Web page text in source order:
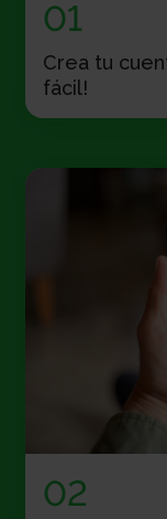
01
Crea tu
fácil!
02